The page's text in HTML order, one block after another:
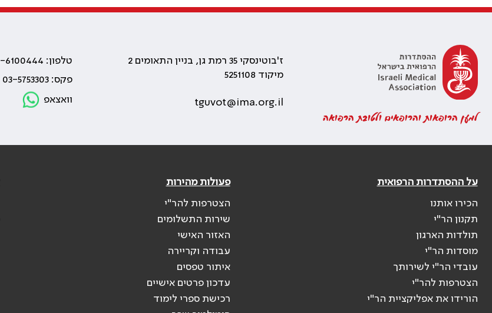
למען הרופאות והרופאים ולטובת הרפואה
ז'בוטינסקי 35 רמת גן, בניין התאומים 2
מיקוד 5251108
tguvot@ima.org.il
טלפון: 03-6100444
פקס: 03-5753303
וואצאפ
על ההסתדרות הרפואית
הכירו אותנו
תקנון הר"י
תולדות הארגון
מוסדות הר"י
עובדי הר"י לשירותך
הצטרפות להר"י
הורידו את אפליקציית הר"י
פעולות מהירות
הצטרפות להר"י
שירות התשלומים
האזור האישי
עבודה וקריירה
איתור טפסים
עדכון פרטים אישיים
רכישת ספרי לימוד